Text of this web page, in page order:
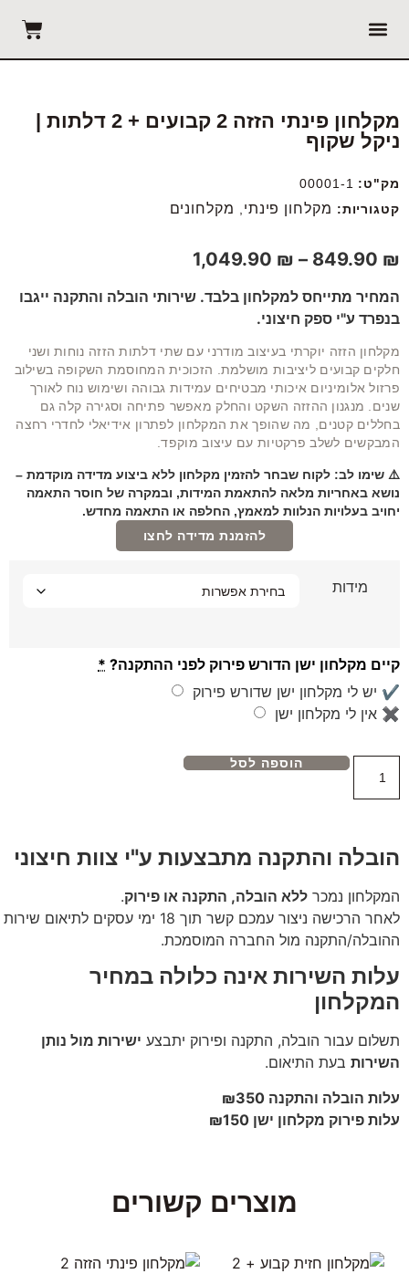
מקלחון פינתי הזזה 2 קבועים + 2 דלתות |
ניקל שקוף
מק"ט: 00001-1
קטגוריות: מקלחון פינתי, מקלחונים
849.90 ₪
–
1,049.90 ₪
המחיר מתייחס למקלחון בלבד. שירותי הובלה והתקנה ייגבו
בנפרד ע"י ספק חיצוני.
מקלחון הזזה יוקרתי בעיצוב מודרני עם שתי דלתות הזזה נוחות ושני
חלקים קבועים ליציבות מושלמת. הזכוכית המחוסמת השקופה בשילוב
פרזול אלומיניום איכותי מבטיחים עמידות גבוהה ושימוש נוח לאורך
שנים. מנגנון ההזזה השקט והחלק מאפשר פתיחה וסגירה קלה גם
בחללים קטנים, מה שהופך את המקלחון לפתרון אידיאלי לחדרי רחצה
המבקשים לשלב פרקטיות עם עיצוב מוקפד.
⚠️ שימו לב: לקוח שבחר להזמין מקלחון ללא ביצוע מדידה מוקדמת –
נושא באחריות מלאה להתאמת המידות, ובמקרה של חוסר התאמה
יחויב בעלויות הנלוות למאמץ, החלפה או התאמה מחדש.
להזמנת מדידה לחצו
מידות
קיים מקלחון ישן הדורש פירוק לפני ההתקנה? *
✔ יש לי מקלחון ישן שדורש פירוק
✖ אין לי מקלחון ישן
הוספה לסל
הובלה והתקנה מתבצעות ע"י צוות חיצוני
המקלחון נמכר ללא הובלה, התקנה או פירוק.
לאחר הרכישה ניצור עמכם קשר תוך 18 ימי עסקים לתיאום שירות
ההובלה/התקנה מול החברה המוסמכת.
עלות השירות אינה כלולה במחיר
המקלחון
תשלום עבור הובלה, התקנה ופירוק יתבצע ישירות מול נותן
השירות בעת התיאום.
עלות הובלה והתקנה ₪350
עלות פירוק מקלחון ישן ₪150
מוצרים קשורים